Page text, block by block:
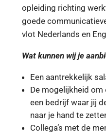
opleiding richting
goede
vlot Nederlands en
Wat kunnen wij je
Een aantrekkelijk
De mogelijkheid om
een bedrijf waar jij
naar je hand te
Collega’s met de